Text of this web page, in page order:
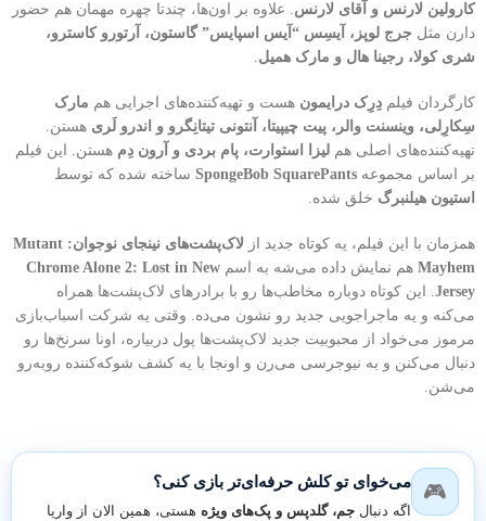
کارولین لارنس و آقای لارنس. علاوه بر اون‌ها، چندتا چهره مهمان هم حضور
دارن مثل جرج لوپز، آیسِس “آیس اسپایس” گاستون، آرتورو کاسترو،
شری کولا، رجینا هال و مارک همیل.
کارگردان فیلم دِرِک درایمون هست و تهیه‌کننده‌های اجرایی هم مارک
سِکارِلی، وینسنت والر، پیت چیپیتا، آنتونی تیتانِگرو و اندرو لَری هستن.
تهیه‌کننده‌های اصلی هم لیزا استوارت، پام بردی و آرون دِم هستن. این فیلم
بر اساس مجموعه SpongeBob SquarePants ساخته شده که توسط
استیون هیلنبرگ خلق شده.
همزمان با این فیلم، یه کوتاه جدید از
لاک‌پشت‌های نینجای نوجوان: Mutant
Mayhem هم نمایش داده می‌شه به اسم Chrome Alone 2: Lost in New
Jersey. این کوتاه دوباره مخاطب‌ها رو با برادرهای لاک‌پشت‌ها همراه
می‌کنه و یه ماجراجویی جدید رو نشون می‌ده. وقتی یه شرکت اسباب‌بازی
مرموز می‌خواد از محبوبیت جدید لاک‌پشت‌ها پول دربیاره، اونا سرنخ‌ها رو
دنبال می‌کنن و به نیوجرسی می‌رن و اونجا با یه کشف شوکه‌کننده روبه‌رو
می‌شن.
🎮 می‌خوای تو کلش حرفه‌ای‌تر بازی کنی؟
اگه دنبال جم، گلدپس و پک‌های ویژه هستی، همین الان از واریا